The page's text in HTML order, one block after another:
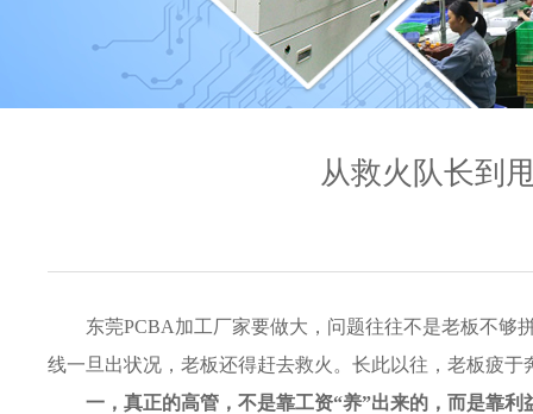
从救火队长到
东莞PCBA加工厂家要做大，问题往往不是老板不够
线一旦出状况，老板还得赶去救火。长此以往，老板疲
一，真正的高管，不是靠工资“养”出来的，而是靠利